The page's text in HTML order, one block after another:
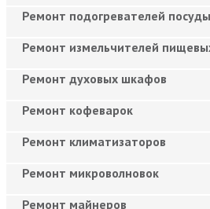
Ремонт подогревателей посуды
Ремонт измельчителей
Ремонт духовых шкафов
Ремонт кофеварок
Ремонт климатизаторов
Ремонт микроволновок
Ремонт майнеров